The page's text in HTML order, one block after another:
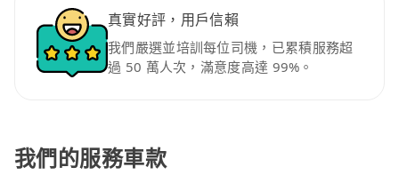
真實好評，用戶信賴
我們嚴選並培訓每位司機，已累積服務超
過 50 萬人次，滿意度高達 99%。
我們的服務車款